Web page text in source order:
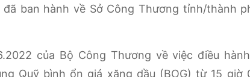
ban hành về Sở Công Thương tỉnh/thành
của Bộ Công Thương về việc điều
Quỹ bình ổn giá xăng dầu (BOG) từ 15 giờ